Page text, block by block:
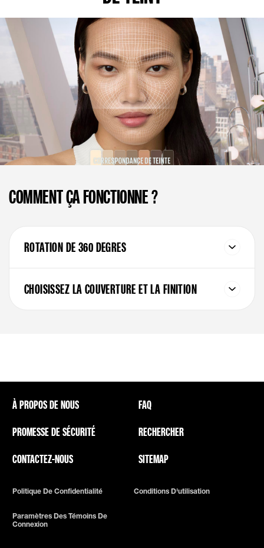
COMMENT ÇA FONCTIONNE ?
ROTATION DE 360 DEGRES
CHOISISSEZ LA COUVERTURE ET LA FINITION
À PROPOS DE NOUS
PROMESSE DE SÉCURITÉ
CONTACTEZ-NOUS
FAQ
RECHERCHER
SITEMAP
Politique De Confidentialité Conditions D'utilisation
Paramètres Des Témoins De
Connexion